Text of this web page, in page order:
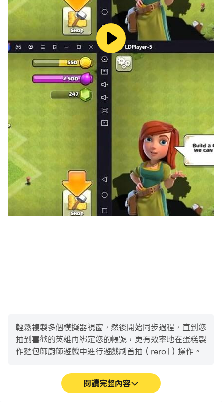
輕鬆複製多個模擬器視窗，然後開始同步過程，直到您
抽到喜歡的英雄再綁定您的帳號，更有效率地在蛋糕製
作麵包師廚師遊戲中進行遊戲刷首抽（reroll）操作。
閱讀完整內容